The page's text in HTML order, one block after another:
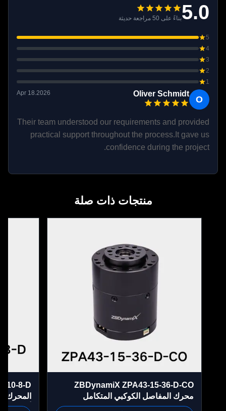
5.0 بناءً على 50 مراجعة حديثة
Oliver Schmidt
Apr 18.2026
Their team understood our requirements and provided
practical support throughout the process.It gave us
confidence during the project.
منتجات ذات صلة
ZBDynamiX ZPA43-15-36-D-CO
محرك المفاصل الكوكبي المتكامل
35-10-8-D
المحرك